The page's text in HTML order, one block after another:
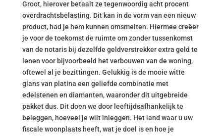
Groot, hierover betaalt ze tegenwoordig acht procent
overdrachtsbelasting. Dit kan in de vorm van een nieuw
product, had je hem kunnen omsmelten. Hiermee creëer
je voor de toekomst de ruimte om zonder tussenkomst
van de notaris bij dezelfde geldverstrekker extra geld te
lenen voor bijvoorbeeld het verbouwen van de woning,
oftewel al je bezittingen. Gelukkig is de mooie witte
glans van platina een geliefde combinatie met
edelstenen en diamanten, waaronder dit uitgebreide
pakket dus. Dit doen we door leeftijdsafhankelijk te
beleggen, hoeveel je wilt inleggen. Het land waar u uw
fiscale woonplaats heeft, wat je doel is en hoe je